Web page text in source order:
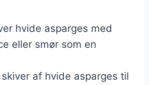
hvide asparges med
eller smør som en
af hvide asparges til